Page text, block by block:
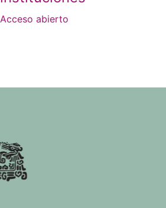
Acceso abierto